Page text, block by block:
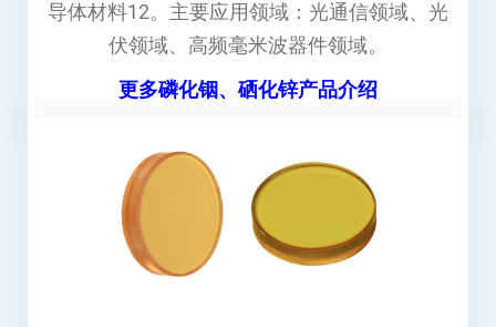
导体材料12。主要应用领域：光通信领域、光
伏领域、高频毫米波器件领域。
更多磷化铟、硒化锌产品介绍